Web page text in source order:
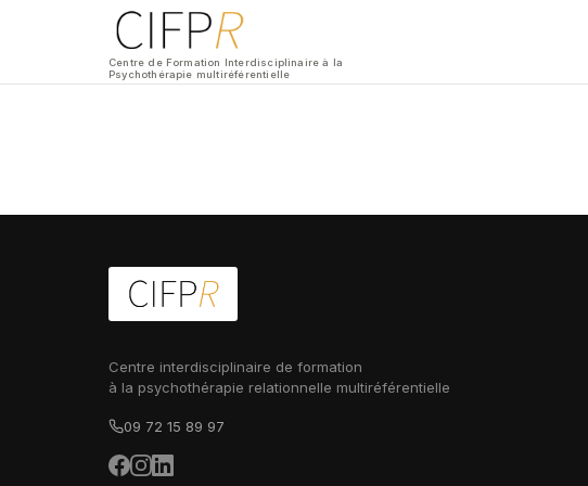
Centre de Formation Interdisciplinaire à la
Psychothérapie multiréférentielle
Centre interdisciplinaire de formation
à la psychothérapie relationnelle multiréférentielle
09 72 15 89 97